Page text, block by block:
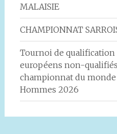
MALAISIE
CHAMPIONNAT
Tournoi de qualification
européens non-
championnat du
Hommes 2026